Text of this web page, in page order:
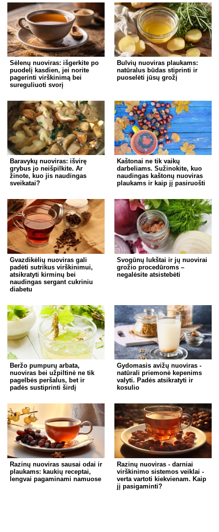
Sėlenų nuoviras: išgerkite po
puodelį kasdien, jei norite
pagerinti virškinimą bei
sureguliuoti svorį
Bulvių nuoviras plaukams:
natūralus būdas stiprinti ir
puoselėti jūsų grožį
Baravykų nuoviras: išvirę
grybus jo neišpilkite. Ar
žinote, kuo jis naudingas
sveikatai?
Kaštonai ne tik vaikų
darbeliams. Sužinokite, kuo
naudingas kaštonų nuoviras
plaukams ir kaip jį pasiruošti
Gvazdikėlių nuoviras gali
padėti sutrikus virškinimui,
atsikratyti kirminų bei
naudingas sergant cukriniu
diabetu
Svogūnų lukštai ir jų nuovirai
grožio procedūroms –
negalėsite atsistebėti
Beržo pumpurų arbata,
nuoviras bei užpiltinė ne tik
pagelbės peršalus, bet ir
padės sustiprinti širdį
Gydomasis avižų nuoviras -
natūrali priemonė kepenims
valyti. Padės atsikratyti ir
kosulio
Razinų nuoviras sausai odai ir
plaukams: kaukių receptai,
lengvai pagaminami namuose
Razinų nuoviras - darniai
virškinimo sistemos veiklai -
verta vartoti kiekvienam. Kaip
jį pasigaminti?